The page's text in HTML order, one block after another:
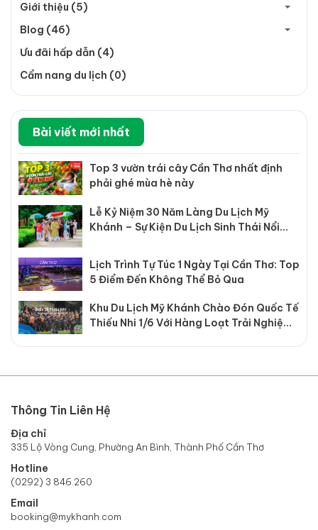
Giới thiệu (5)
Blog (46)
Ưu đãi hấp dẫn (4)
Cẩm nang du lịch (0)
Bài viết mới nhất
Top 3 vườn trái cây Cần Thơ nhất định
phải ghé mùa hè này
Lễ Kỷ Niệm 30 Năm Làng Du Lịch Mỹ
Khánh – Sự Kiện Du Lịch Sinh Thái Nổi
Lịch Trình Tự Túc 1 Ngày Tại Cần Thơ: Top
5 Điểm Đến Không Thể Bỏ Qua
Khu Du Lịch Mỹ Khánh Chào Đón Quốc Tế
Thiếu Nhi 1/6 Với Hàng Loạt Trải Nghiệm
Thông Tin Liên Hệ
Địa chỉ
335 Lộ Vòng Cung, Phường An Bình, Thành Phố Cần Thơ
Hotline
(0292) 3 846.260
Email
booking@mykhanh.com